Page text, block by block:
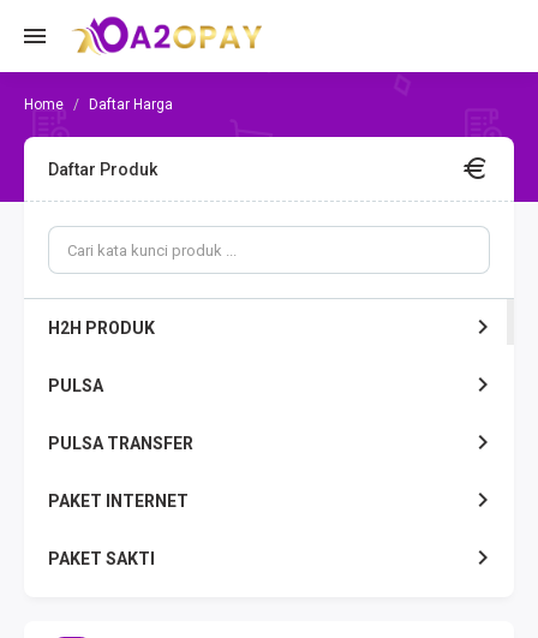
Daftar Harga
Daftar Produk
H2H PRODUK
PULSA
PULSA TRANSFER
PAKET INTERNET
PAKET SAKTI